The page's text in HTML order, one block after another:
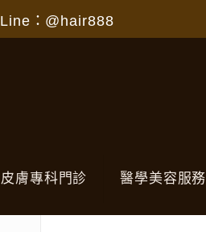
Line：@hair888
皮膚專科門診 醫學美容服務